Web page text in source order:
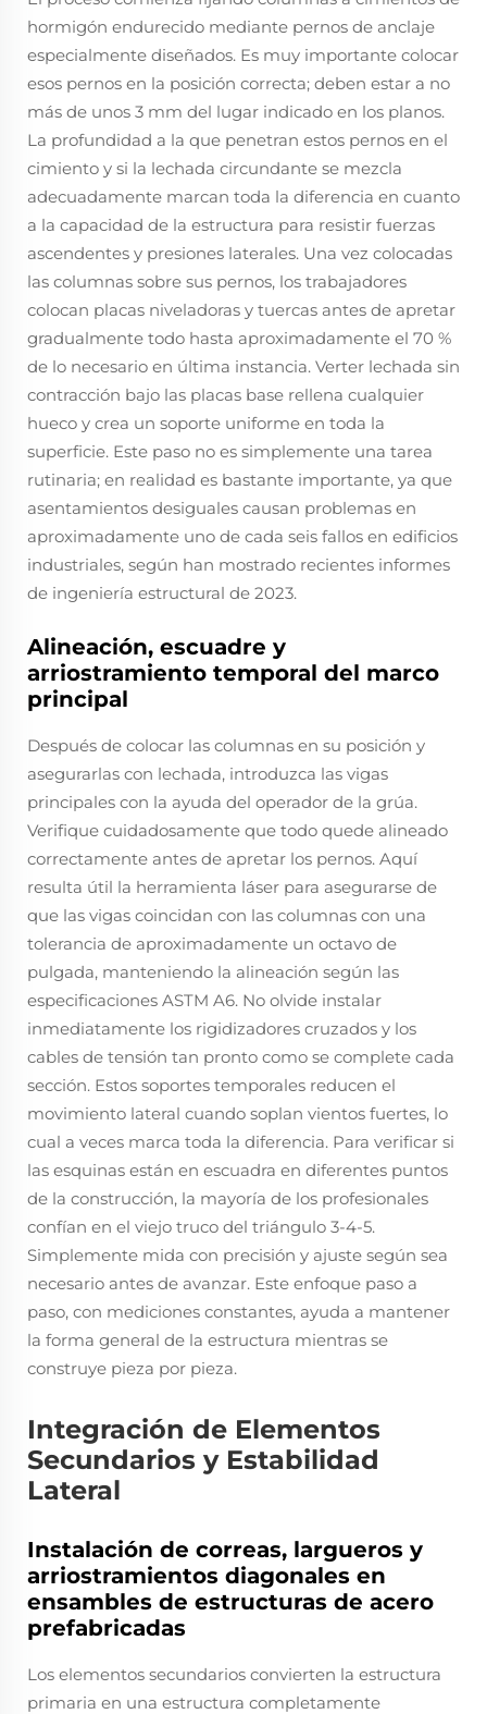
hormigón endurecido mediante pernos de anclaje
especialmente diseñados. Es muy importante colocar
esos pernos en la posición correcta; deben estar a no
más de unos 3 mm del lugar indicado en los planos.
La profundidad a la que penetran estos pernos en el
cimiento y si la lechada circundante se mezcla
adecuadamente marcan toda la diferencia en cuanto
a la capacidad de la estructura para resistir fuerzas
ascendentes y presiones laterales. Una vez colocadas
las columnas sobre sus pernos, los trabajadores
colocan placas niveladoras y tuercas antes de apretar
gradualmente todo hasta aproximadamente el 70 %
de lo necesario en última instancia. Verter lechada sin
contracción bajo las placas base rellena cualquier
hueco y crea un soporte uniforme en toda la
superficie. Este paso no es simplemente una tarea
rutinaria; en realidad es bastante importante, ya que
asentamientos desiguales causan problemas en
aproximadamente uno de cada seis fallos en edificios
industriales, según han mostrado recientes informes
de ingeniería estructural de 2023.
Alineación, escuadre y
arriostramiento temporal del marco
principal
Después de colocar las columnas en su posición y
asegurarlas con lechada, introduzca las vigas
principales con la ayuda del operador de la grúa.
Verifique cuidadosamente que todo quede alineado
correctamente antes de apretar los pernos. Aquí
resulta útil la herramienta láser para asegurarse de
que las vigas coincidan con las columnas con una
tolerancia de aproximadamente un octavo de
pulgada, manteniendo la alineación según las
especificaciones ASTM A6. No olvide instalar
inmediatamente los rigidizadores cruzados y los
cables de tensión tan pronto como se complete cada
sección. Estos soportes temporales reducen el
movimiento lateral cuando soplan vientos fuertes, lo
cual a veces marca toda la diferencia. Para verificar si
las esquinas están en escuadra en diferentes puntos
de la construcción, la mayoría de los profesionales
confían en el viejo truco del triángulo 3-4-5.
Simplemente mida con precisión y ajuste según sea
necesario antes de avanzar. Este enfoque paso a
paso, con mediciones constantes, ayuda a mantener
la forma general de la estructura mientras se
construye pieza por pieza.
Integración de Elementos
Secundarios y Estabilidad
Lateral
Instalación de correas, largueros y
arriostramientos diagonales en
ensambles de estructuras de acero
prefabricadas
Los elementos secundarios convierten la estructura
primaria en una estructura completamente